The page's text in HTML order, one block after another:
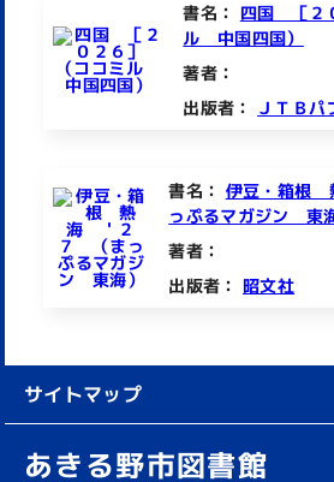
書名： 四国 ［２
ル 中国四国）
著者：
出版者： ＪＴＢパ
書名： 伊豆・箱根
っぷるマガジン 東
著者：
出版者：昭文社
サイトマップ
あきる野市図書館